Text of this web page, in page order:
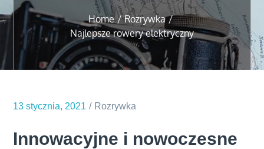
Home
Rozrywka
Najlepsze rowery elektryczny
13 stycznia, 2021 Rozrywka
Innowacyjne i nowoczesne